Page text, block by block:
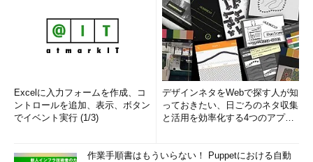
Excelに入力フォームを作成、コ
ントロールを追加、表示、ボタン
でイベント実行 (1/3)
デザインネタをWebで探す人が知
っておきたい、日ごろのネタ収集
と活用を効率化する4つのアプリ
作業手順書はもういらない！ Puppetにおける自動